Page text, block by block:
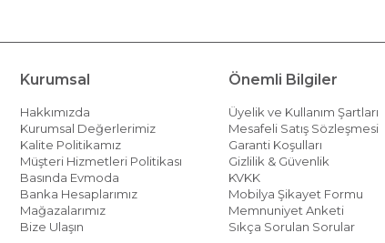
Kurumsal
Hakkımızda
Kurumsal Değerlerimiz
Kalite Politikamız
Müşteri Hizmetleri Politikası
Basında Evmoda
Banka Hesaplarımız
Mağazalarımız
Bize Ulaşın
Önemli Bilgiler
Üyelik ve Kullanım Şartları
Mesafeli Satış Sözleşmesi
Garanti Koşulları
Gizlilik & Güvenlik
KVKK
Mobilya Şikayet Formu
Memnuniyet Anketi
Sıkça Sorulan Sorular